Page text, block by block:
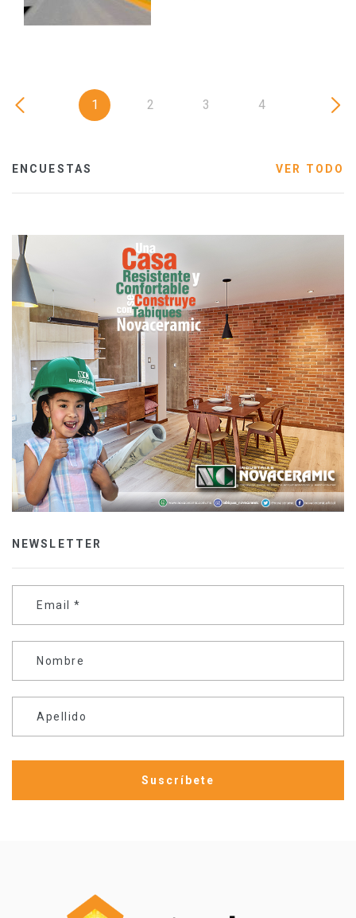
1 2 3 4
ENCUESTAS VER TODO
NEWSLETTER
Email *
Nombre
Apellido